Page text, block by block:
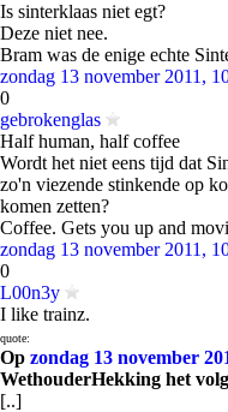
Is sinterklaas niet egt?
Deze niet nee.
Bram was de enige echte
zondag 13 november 2011,
0
gebrokenglas
Half human, half coffee
Wordt het niet eens tijd dat
zo'n viezende stinkende op
komen zetten?
Coffee. Gets you up and
zondag 13 november 2011,
0
L00n3y
I like trainz.
quote:
Op zondag 13 november
WethouderHekking het
[..]